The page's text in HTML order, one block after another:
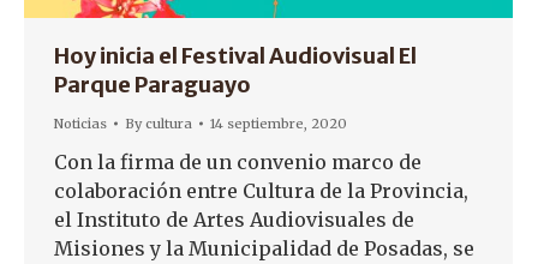
Hoy inicia el Festival Audiovisual El
Parque Paraguayo
Noticias Bycultura 14 septiembre, 2020
Con la firma de un convenio marco de
colaboración entre Cultura de la Provincia,
el Instituto de Artes Audiovisuales de
Misiones y la Municipalidad de Posadas, se